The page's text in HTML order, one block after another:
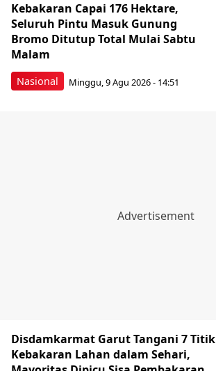
Nasional
Kebakaran Capai 176 Hektare,
Seluruh Pintu Masuk Gunung
Bromo Ditutup Total Mulai Sabtu
Malam
Minggu, 9 Agu 2026 - 14:51
Disdamkarmat Garut Tangani 7 Titik
Kebakaran Lahan dalam Sehari,